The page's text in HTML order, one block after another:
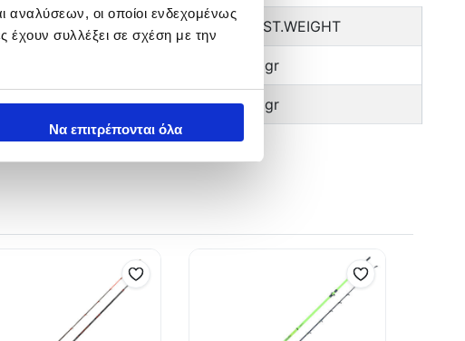
αναλύσεων, οι οποίοι ενδεχομένως
έχουν συλλέξει σε σχέση με την
Να επιτρέπονται όλα
ΔΙΑΜΕΤΡΟΣ CAST.WEIGHT
20 gr
26.3 mm 20 gr